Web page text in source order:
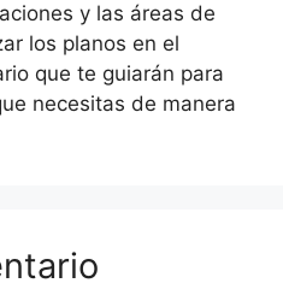
y las áreas de
los planos en el
que te guiarán para
necesitas de manera